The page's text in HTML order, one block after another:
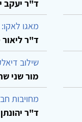
ד"ר יעקב
מאגו
ד"ר
שילוב
מור שני
מחויבות
ד"ר